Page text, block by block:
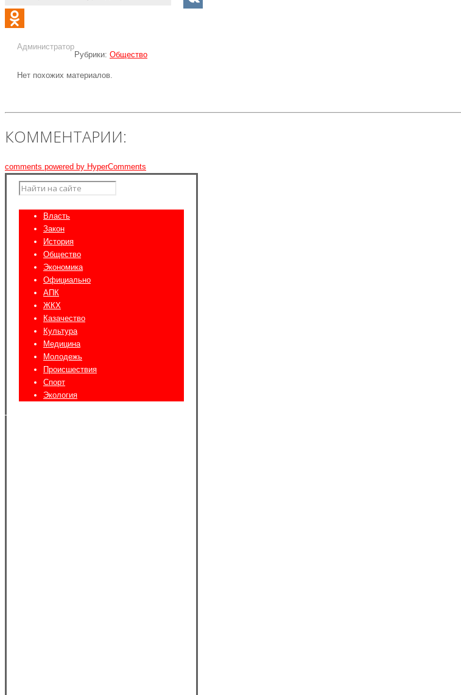
VK
Администратор
Рубрики: Общество
Нет похожих материалов.
КОММЕНТАРИИ:
comments powered by HyperComments
Власть
Закон
История
Общество
Экономика
Официально
АПК
ЖКХ
Казачество
Культура
Медицина
Молодежь
Происшествия
Спорт
Экология